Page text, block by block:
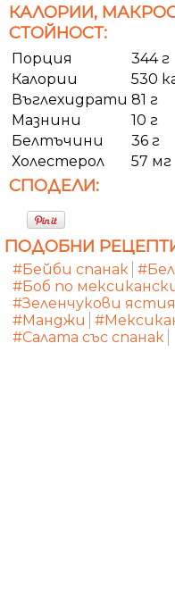
КАЛОРИИ,
СТОЙНОСТ:
Порция
344 г
Калории
530
Въглехидрати 81 г
Мазнини
10 г
Белтъчини
36 г
Холестерол
57 мг
СПОДЕЛИ:
ПОДОБНИ
#Бейби спанак
#Боб по
#Зеленчукови ястия
#Манджи
#Салата със спанак